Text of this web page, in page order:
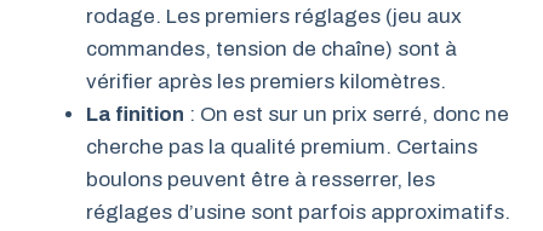
rodage. Les premiers réglages (jeu aux
commandes, tension de chaîne) sont à
vérifier après les premiers kilomètres.
La finition : On est sur un prix serré, donc ne
cherche pas la qualité premium. Certains
boulons peuvent être à resserrer, les
réglages d’usine sont parfois approximatifs.